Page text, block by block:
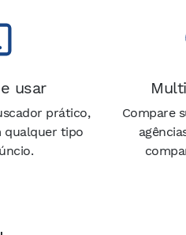
usar
prático,
qualquer tipo
Compare